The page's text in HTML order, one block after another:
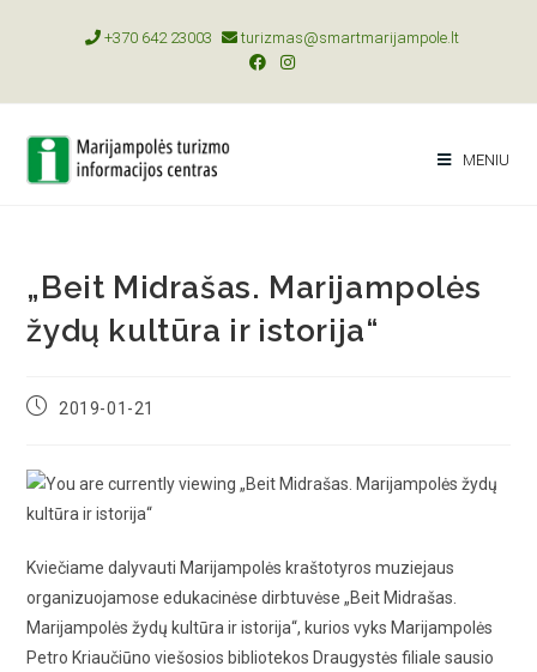
+370 642 23003 turizmas@smartmarijampole.lt
MENIU
„Beit Midrašas. Marijampolės
žydų kultūra ir istorija“
2019-01-21
Kviečiame dalyvauti Marijampolės kraštotyros muziejaus
organizuojamose edukacinėse dirbtuvėse „Beit Midrašas.
Marijampolės žydų kultūra ir istorija“, kurios vyks Marijampolės
Petro Kriaučiūno viešosios bibliotekos Draugystės filiale sausio